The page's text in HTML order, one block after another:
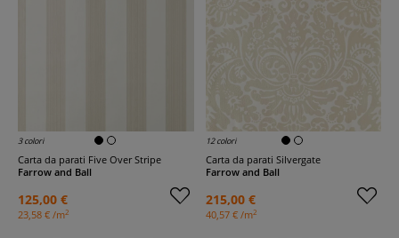
3 colori
Carta da parati Five Over Stripe
Farrow and Ball
125,00 €
23,58 € /m2
12 colori
Carta da parati Silvergate
Farrow and Ball
215,00 €
40,57 € /m2